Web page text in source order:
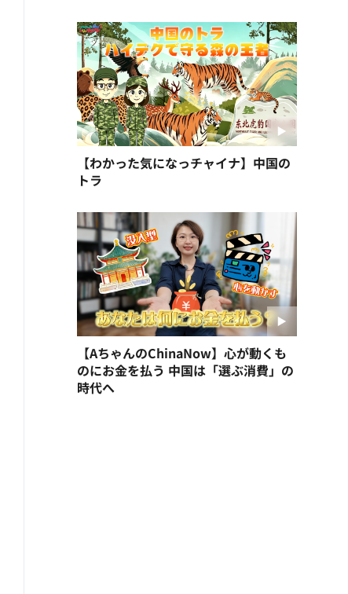
【わかった気になっチャイナ】中国の
トラ
【AちゃんのChinaNow】心が動くも
のにお金を払う 中国は「選ぶ消費」の
時代へ